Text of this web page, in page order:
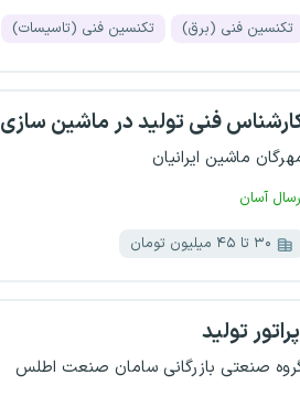
تکنسین فنی (برق) تکنسین فنی (تاسیسات)
فنی تولید در ماشین سازی
ماشین ایرانیان
آسان
۳۰ تا ۴۵ میلیون تومان
تولید
صنعتی بازرگانی سامان صنعت اطلس